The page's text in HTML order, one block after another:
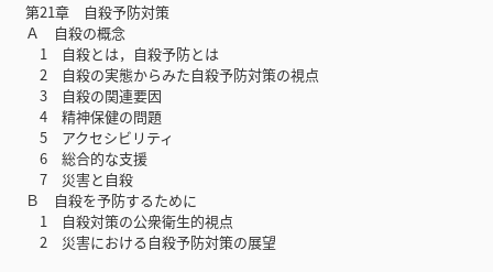
第21章 自殺予防対策
Ａ 自殺の概念
1 自殺とは，自殺予防とは
2 自殺の実態からみた自殺予防対策の視点
3 自殺の関連要因
4 精神保健の問題
5 アクセシビリティ
6 総合的な支援
7 災害と自殺
Ｂ 自殺を予防するために
1 自殺対策の公衆衛生的視点
2 災害における自殺予防対策の展望